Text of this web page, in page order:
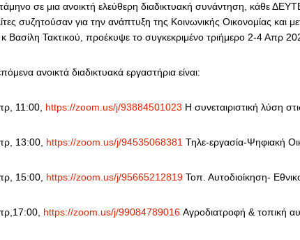
σε μια ανοικτή ελεύθερη διαδικτυακή συνάντηση, κάθε
συζητούσαν για την ανάπτυξη της Κοινωνικής Οικονομίας και
Βασίλη Τακτικού, προέκυψε το συγκεκριμένο τριήμερο 2-4 Απρ
ανοικτά διαδικτυακά εργαστήρια είναι:
11:00, https://zoom.us/j/93884501023 Η συνεταιριστική λύση
13:00, https://zoom.us/j/94535068381 Τηλε-εργασία-Ψηφιακή
15:00, https://zoom.us/j/95665212819Τοπ. Αυτοδιοίκηση-
https://zoom.us/j/99084789016Αγροδιατροφή & τοπική